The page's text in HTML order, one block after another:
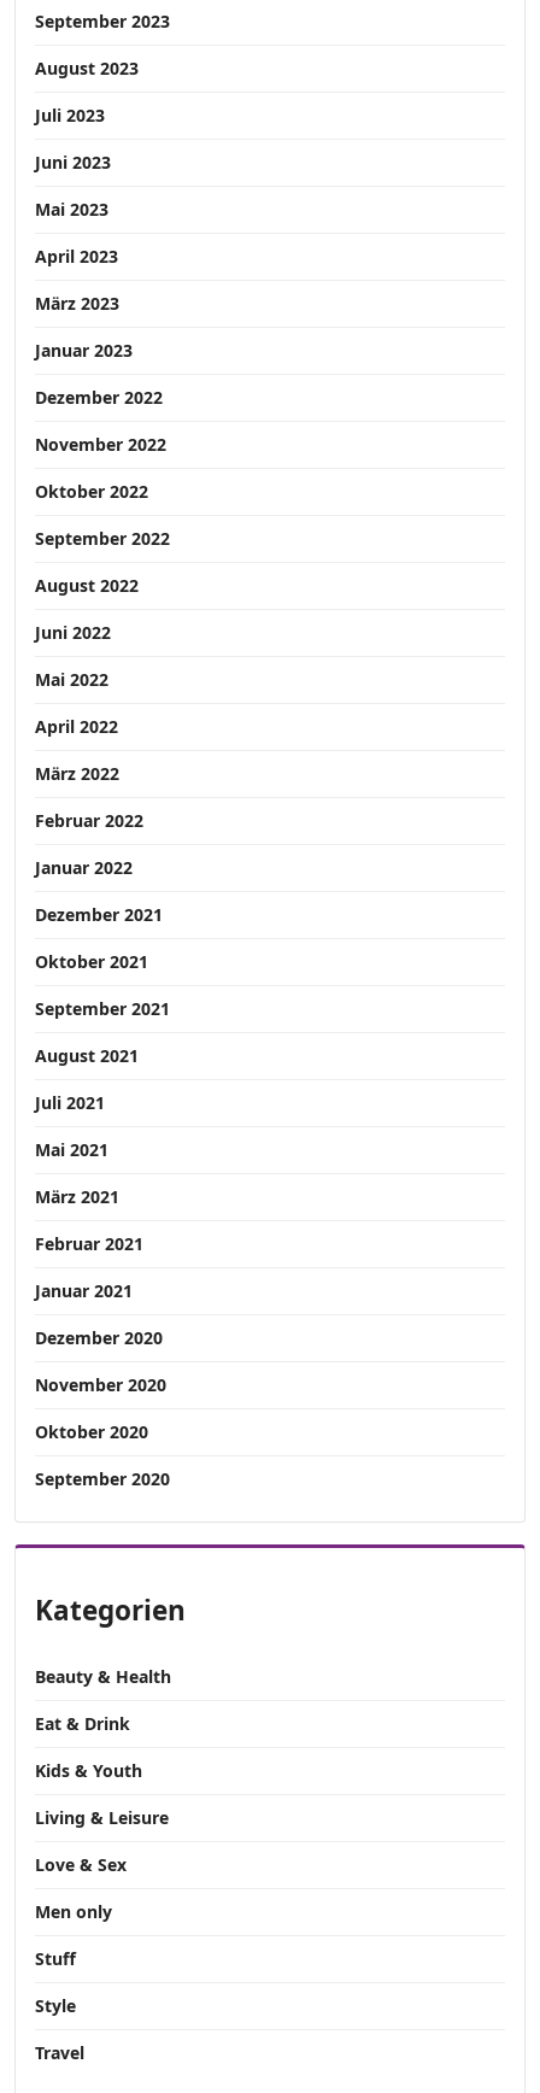
September 2023
August 2023
Juli 2023
Juni 2023
Mai 2023
April 2023
März 2023
Januar 2023
Dezember 2022
November 2022
Oktober 2022
September 2022
August 2022
Juni 2022
Mai 2022
April 2022
März 2022
Februar 2022
Januar 2022
Dezember 2021
Oktober 2021
September 2021
August 2021
Juli 2021
Mai 2021
März 2021
Februar 2021
Januar 2021
Dezember 2020
November 2020
Oktober 2020
September 2020
Kategorien
Beauty & Health
Eat & Drink
Kids & Youth
Living & Leisure
Love & Sex
Men only
Stuff
Style
Travel